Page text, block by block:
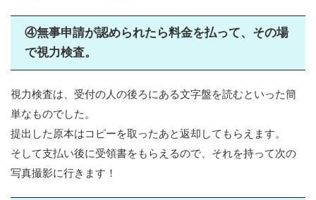
④無事申請が認められたら料金を払って、その場
で視力検査。
視力検査は、受付の人の後ろにある文字盤を読むといった簡
単なものでした。
提出した原本はコピーを取ったあと返却してもらえます。
そして支払い後に受領書をもらえるので、それを持って次の
写真撮影に行きます！